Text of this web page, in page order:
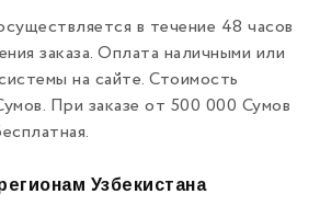
в течение 48 часов
заказа. Оплата наличными или
на сайте. Стоимость
При заказе от 500 000 Сумов
Узбекистана